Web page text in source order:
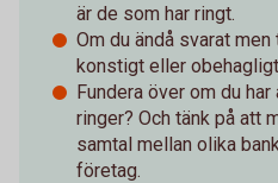
är de som har ringt.
Om du ändå svarat
konstigt eller
Fundera över om du
ringer? Och tänk på att
samtal mellan olika
företag.